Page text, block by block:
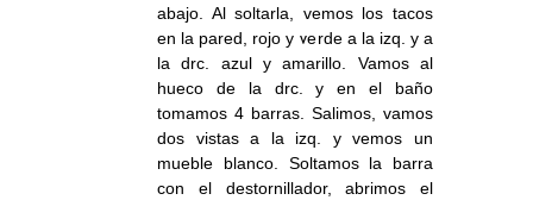
abajo. Al soltarla, vemos los tacos
en la pared, rojo y verde a la izq. y a
la drc. azul y amarillo. Vamos al
hueco de la drc. y en el baño
tomamos 4 barras. Salimos, vamos
dos vistas a la izq. y vemos un
mueble blanco. Soltamos la barra
con el destornillador, abrimos el